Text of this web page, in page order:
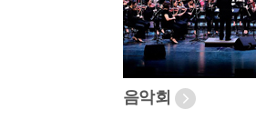
음악회